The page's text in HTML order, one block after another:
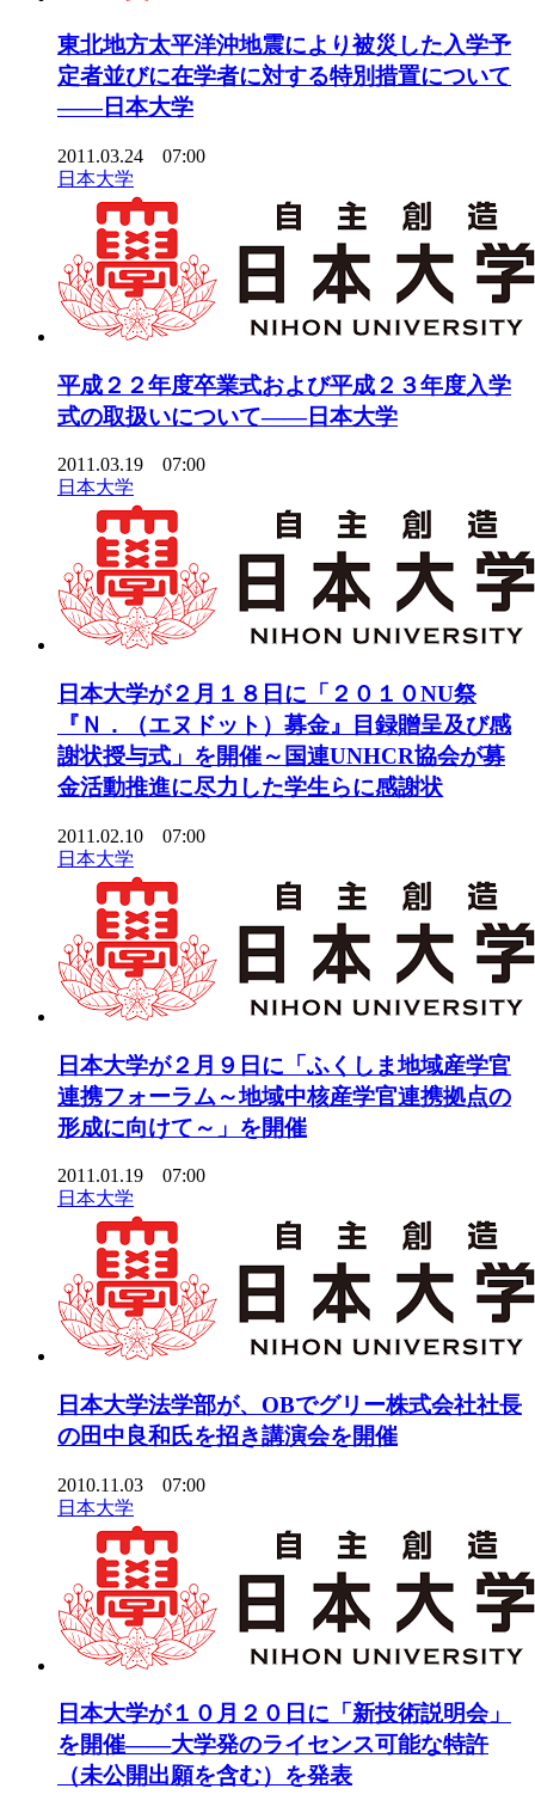
東北地方太平洋沖地震により被災した入学予
定者並びに在学者に対する特別措置について
――日本大学
2011.03.24 07:00
日本大学
平成２２年度卒業式および平成２３年度入学
式の取扱いについて――日本大学
2011.03.19 07:00
日本大学
日本大学が２月１８日に「２０１０NU祭
『Ｎ．（エヌドット）募金』目録贈呈及び感
謝状授与式」を開催～国連UNHCR協会が募
金活動推進に尽力した学生らに感謝状
2011.02.10 07:00
日本大学
日本大学が２月９日に「ふくしま地域産学官
連携フォーラム～地域中核産学官連携拠点の
形成に向けて～」を開催
2011.01.19 07:00
日本大学
日本大学法学部が、OBでグリー株式会社社長
の田中良和氏を招き講演会を開催
2010.11.03 07:00
日本大学
日本大学が１０月２０日に「新技術説明会」
を開催――大学発のライセンス可能な特許
（未公開出願を含む）を発表